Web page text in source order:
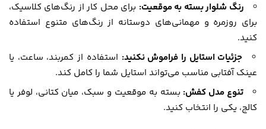
رنگ شلوار بسته به موقعیت: برای محل کار از رنگ‌های کلاسیک،
برای روزمره و مهمانی‌های دوستانه از رنگ‌های متنوع استفاده
کنید.
جزئیات استایل را فراموش نکنید: استفاده از کمربند، ساعت، یا
عینک آفتابی مناسب می‌تواند استایل شما را کامل کند.
تنوع مدل کفش: بسته به موقعیت و سبک، میان کتانی، لوفر یا
کالج، یکی را انتخاب کنید.